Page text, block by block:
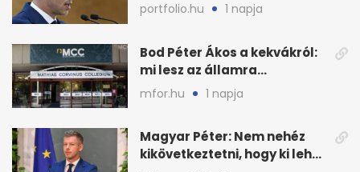
portfolio.hu 1 napja
Bod Péter Ákos a kekvákról:
mi lesz az államra
visszaszálló vagyonnal?
mfor.hu 1 napja
Magyar Péter: Nem nehéz
kikövetkeztetni, hogy ki lehet